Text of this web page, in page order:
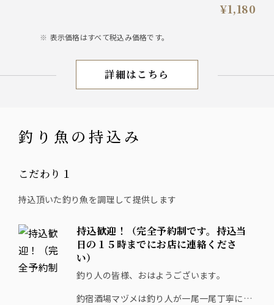
¥1,180
表示価格はすべて税込み価格です。
ランチ
詳細はこちら
釣り魚の持込み
こだわり１
持込頂いた釣り魚を調理して提供します
持込歓迎！（完全予約制です。持込当
日の１５時までにお店に連絡くださ
い）
釣り人の皆様、おはようございます。
釣宿酒場マヅメは釣り人が一尾一尾丁寧に釣